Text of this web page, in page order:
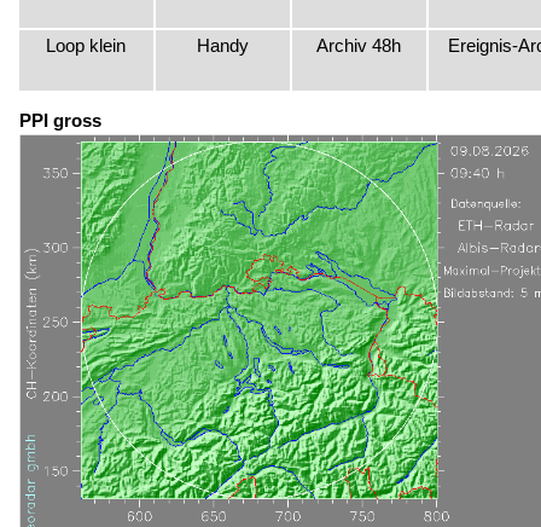
Loop klein Handy Archiv 48h Ereignis-
PPI gross